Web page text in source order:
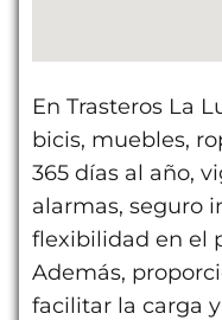
En Trasteros La
bicis, muebles,
365 días al año,
alarmas, seguro
flexibilidad en el
Además,
facilitar la carga